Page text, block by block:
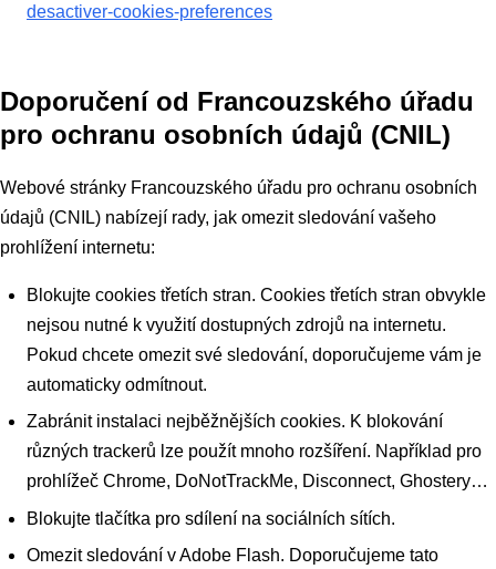
desactiver-cookies-preferences
Doporučení od Francouzského úřadu
pro ochranu osobních údajů (CNIL)
Webové stránky Francouzského úřadu pro ochranu osobních
údajů (CNIL) nabízejí rady, jak omezit sledování vašeho
prohlížení internetu:
Blokujte cookies třetích stran. Cookies třetích stran obvykle
nejsou nutné k využití dostupných zdrojů na internetu.
Pokud chcete omezit své sledování, doporučujeme vám je
automaticky odmítnout.
Zabránit instalaci nejběžnějších cookies. K blokování
různých trackerů lze použít mnoho rozšíření. Například pro
prohlížeč Chrome, DoNotTrackMe, Disconnect, Ghostery…
Blokujte tlačítka pro sdílení na sociálních sítích.
Omezit sledování v Adobe Flash. Doporučujeme tato